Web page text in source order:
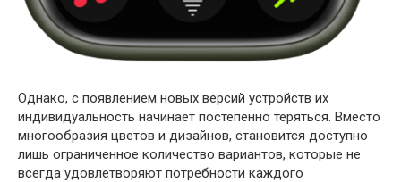
Однако, с появлением новых версий устройств их
индивидуальность начинает постепенно теряться. Вместо
многообразия цветов и дизайнов, становится доступно
лишь ограниченное количество вариантов, которые не
всегда удовлетворяют потребности каждого